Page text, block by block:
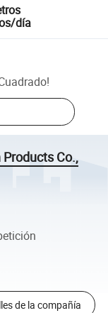
día
!
Co.,
de la compañía